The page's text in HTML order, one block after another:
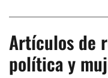
Artículos de
política y